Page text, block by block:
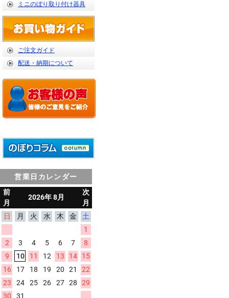
ミニのぼり取り付け器具
ご注文ガイド
配送・納期について
営業日カレンダー